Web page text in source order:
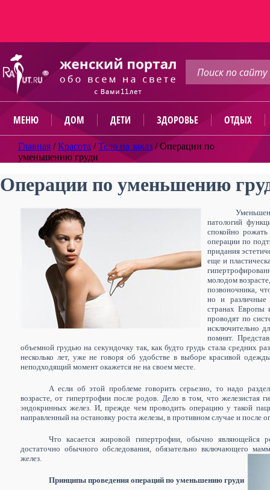
МЕНЮ ДОМ ДЕТИ ЗДОРОВЬЕ ОТДЫХ
Главная /Красота /Тело на заказ /Операции по
уменьшению груди
Операции по уменьшению
патологий
спокойно
операции по
придания
еще и
молодом
позвоночника,
но и различные
странах
проводят по
исключительно
помнят.
объемной грудью на секундочку так, как будто грудь стала средних
несколько лет, уже не говоря об удобстве в выборе красивой
неподходящий момент окажется не на своем месте.
А если об этой проблеме говорить серьезно, то надо
возрасте, от гипертрофии после родов. Дело в том, что железистая
эндокринных желез. И, прежде чем проводить операцию у такой
направленный на остановку роста железы, в противном случае и после
Что касается жировой гипертрофии, обычно являющейся
достаточно обычного обследования, обязательно включающего мам
желез.
Принципы проведения операций по уменьшению груди